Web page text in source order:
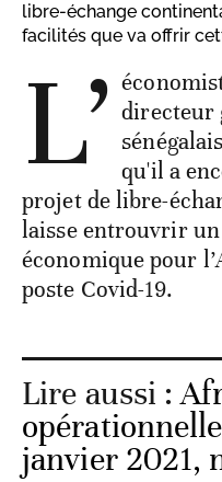
libre-échange
facilités que va offrir
L’ directeur
qu'il a
projet de libre-
laisse entrouvrir
économique pour
poste Covid-19.
Lire aussi :
janvier 2021,